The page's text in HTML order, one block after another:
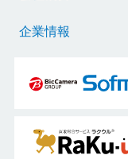
企業情報